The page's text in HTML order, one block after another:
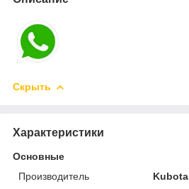
Скрыть
Характеристики
Основные
Производитель
Kubota